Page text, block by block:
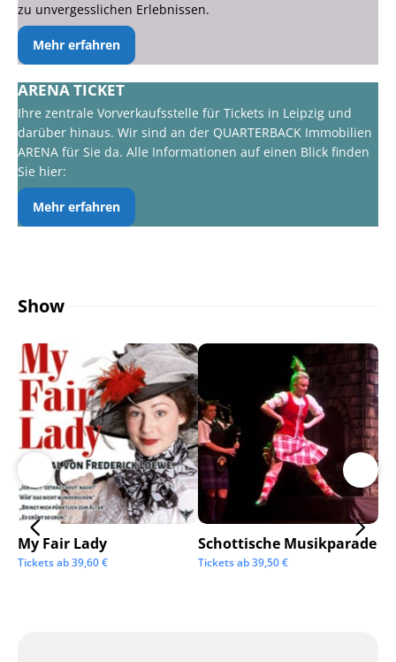
zu unvergesslichen Erlebnissen.
Mehr erfahren
ARENA TICKET
Ihre zentrale Vorverkaufsstelle für Tickets in Leipzig und
darüber hinaus. Wir sind an der QUARTERBACK Immobilien
ARENA für Sie da. Alle Informationen auf einen Blick finden
Sie hier:
Mehr erfahren
Show
My Fair Lady
Tickets ab39,60€
Schottische Musikparade
Tickets ab39,50€